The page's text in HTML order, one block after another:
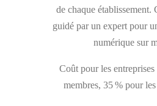
de chaque établissement.
guidé par un expert pour
numérique sur
Coût pour les
membres, 35 % pour